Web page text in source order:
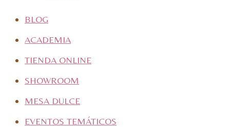
BLOG
ACADEMIA
TIENDA ONLINE
SHOWROOM
MESA DULCE
EVENTOS TEMÁTICOS